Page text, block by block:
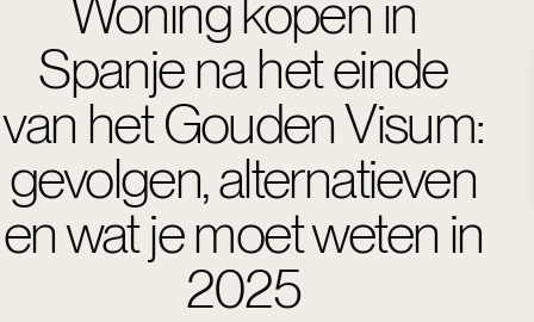
Woning kopen in
Spanje na het einde
van het Gouden Visum:
gevolgen, alternatieven
en wat je moet weten in
2025